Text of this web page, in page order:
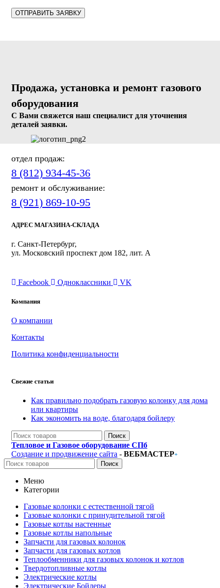
Продажа, установка и ремонт газового
оборудования
С Вами свяжется наш специалист для уточнения
деталей заявки.
отдел продаж:
8 (812) 934-45-36
ремонт и обслуживание:
8 (921) 869-10-95
АДРЕС МАГАЗИНА-СКЛАДА
г. Санкт-Петербург,
ул. Московский проспект дом 182, лит. А
Facebook
Одноклассники VK
Компания
О компании
Контакты
Политика конфиденциальности
Свежие статьи
Как правильно подобрать газовую колонку для дома
или квартиры
Как экономить на воде, благодаря бойлеру
Поиск
Тепловое и Газовое оборудование СПб
Создание и продвижение сайта - ВЕБМАСТЕР+
Поиск
Меню
Категории
Газовые колонки с естественной тягой
Газовые колонки с принудительной тягой
Газовые котлы настенные
Газовые котлы напольные
Запчасти для газовых колонок
Запчасти для газовых котлов
Теплообменники для газовых колонок и котлов
Твердотопливные котлы
Электрические котлы
Электрические Бойлеры